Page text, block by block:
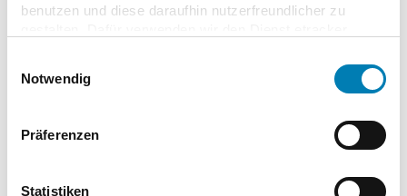
benutzen und diese daraufhin nutzerfreundlicher zu
Adresse und Ihr Surfverhalten verarbeitet. Mit einem
Klick auf „Cookies zulassen“ stimmen Sie der
erforderlichen Cookies zu. Über die Schaltfläche „Nur
notwendige Cookies verwenden“ können Sie die nicht
unteren Regler Ihre persönlichen Bedürfnisse individuell
Notwendig
Präferenzen
Statistiken
zurück zur Liste
Zusatzinformationen
Verwandte Nachrichten